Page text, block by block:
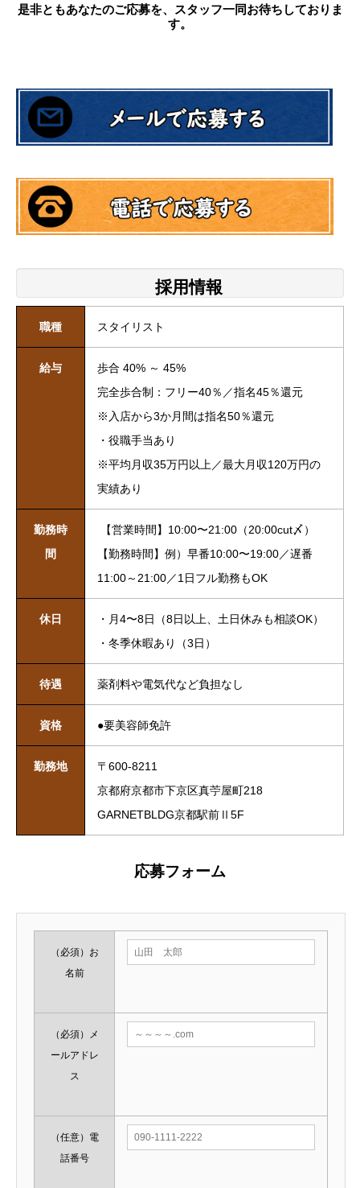
是非ともあなたのご応募を、スタッフ一同お待ちしておりま
す。
採用情報
職種 スタイリスト
給与
歩合 40% ～ 45%
完全歩合制：フリー40％／指名45％還元
※入店から3か月間は指名50％還元
・役職手当あり
※平均月収35万円以上／最大月収120万円の
実績あり
勤務時
間
【営業時間】10:00〜21:00（20:00cut〆）
【勤務時間】例）早番10:00〜19:00／遅番
11:00～21:00／1日フル勤務もOK
休日
・月4〜8日（8日以上、土日休みも相談OK）
・冬季休暇あり（3日）
待遇 薬剤料や電気代など負担なし
資格 ●要美容師免許
勤務地
〒600-8211
京都府京都市下京区真苧屋町218
GARNETBLDG京都駅前Ⅱ5F
応募フォーム
（必須） お
名前
（必須）
メ
ールアドレ
ス
（任意） 電
話番号